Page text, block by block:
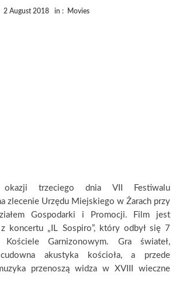
2 August 2018 in : Movies
trzeciego dnia VII Festiwalu
zlecenie Urzędu Miejskiego w Żarach przy
Gospodarki i Promocji. Film jest
koncertu „IL Sospiro”, który odbył się 7
Garnizonowym. Gra świateł,
akustyka kościoła, a przede
przenoszą widza w XVIII wieczne